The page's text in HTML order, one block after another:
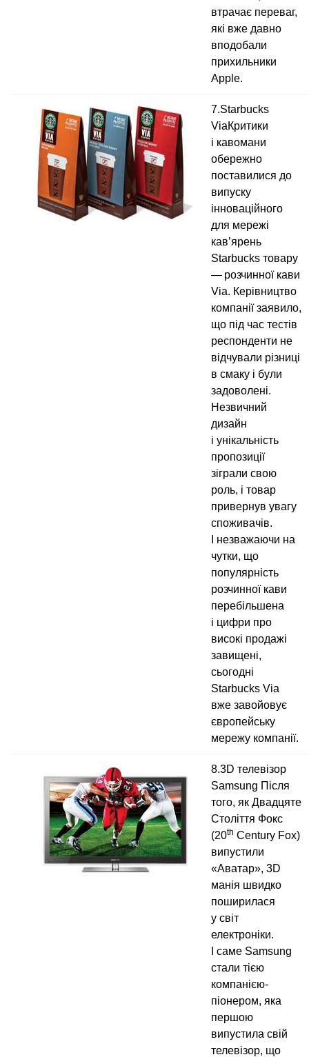
втрачає переваг,
які вже давно
вподобали
прихильники
Apple.
7.Starbucks
ViaКритики
і кавомани
обережно
поставилися до
випуску
інноваційного
для мережі
кав’ярень
Starbucks товару
— розчинної кави
Via. Керівництво
компанії заявило,
що під час тестів
респонденти не
відчували різниці
в смаку і були
задоволені.
Незвичний
дизайн
і унікальність
пропозиції
зіграли свою
роль, і товар
привернув увагу
споживачів.
І незважаючи на
чутки, що
популярність
розчинної кави
перебільшена
і цифри про
високі продажі
завищені,
сьогодні
Starbucks Via
вже завойовує
європейську
мережу компанії.
8.3D телевізор
Samsung Після
того, як Двадцяте
Століття Фокс
(20th Century Fox)
випустили
«Аватар», 3D
манія швидко
поширилася
у світ
електроніки.
І саме Samsung
стали тією
компанією-
піонером, яка
першою
випустила свій
телевізор, що